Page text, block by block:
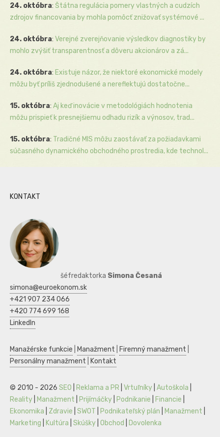
24. októbra: Štátna regulácia pomery vlastných a cudzích
zdrojov financovania by mohla pomôcť znižovať systémové ...
24. októbra: Verejné zverejňovanie výsledkov diagnostiky by
mohlo zvýšiť transparentnosť a dôveru akcionárov a zá...
24. októbra: Existuje názor, že niektoré ekonomické modely
môžu byť príliš zjednodušené a nereflektujú dostatočne...
15. októbra: Aj keď inovácie v metodológiách hodnotenia
môžu prispieť k presnejšiemu odhadu rizík a výnosov, trad...
15. októbra: Tradičné MIS môžu zaostávať za požiadavkami
súčasného dynamického obchodného prostredia, kde technol...
KONTAKT
šéfredaktorka Simona Česaná
simona@euroekonom.sk
+421 907 234 066
+420 774 699 168
LinkedIn
Manažérske funkcie Manažment Firemný manažment
Personálny manažment
Kontakt
© 2010 - 2026 SEO Reklama a PR Vrtuľníky Autoškola
Reality
Manažment Prijímáčky Podnikanie Financie
Ekonomika
Zdravie SWOT Podnikateľský plán Manažment
Marketing
Kultúra Skúšky Obchod Dovolenka